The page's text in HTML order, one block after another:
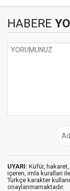
HABERE
UYARI: Küfür,
içeren, imla kuralları
Türkçe karakter
onaylanmamaktadır.